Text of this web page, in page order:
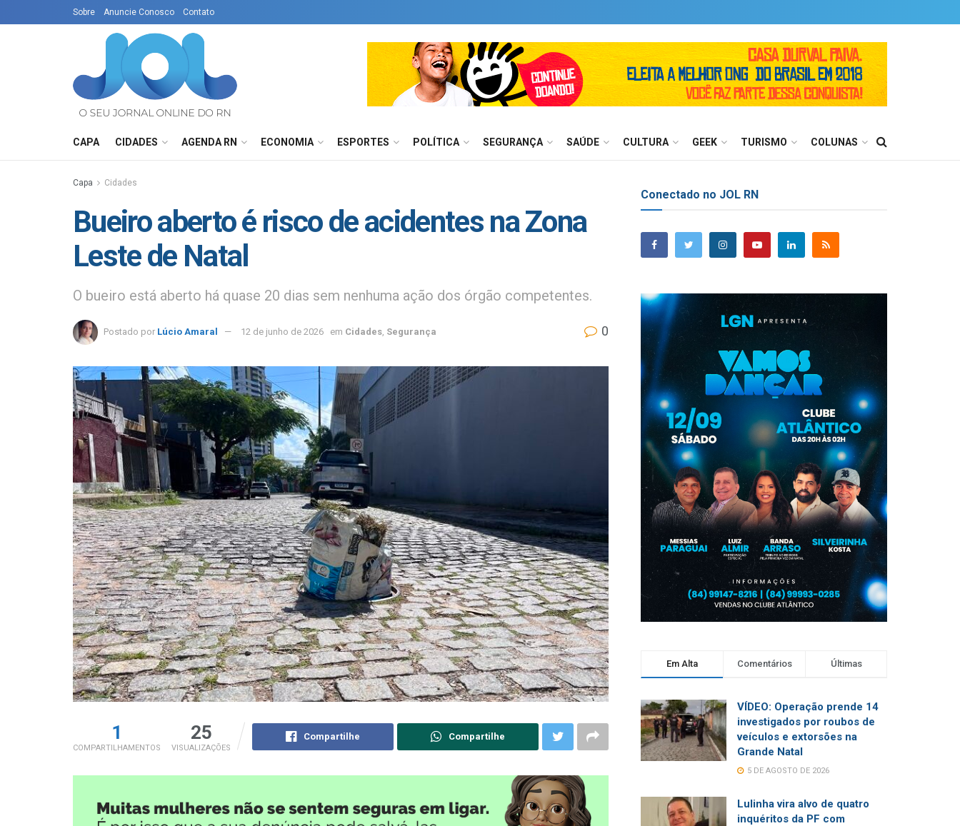
Sobre Anuncie Conosco Contato
CAPA CIDADES AGENDA RN ECONOMIA ESPORTES POLÍTICA SEGURANÇA SAÚDE CULTURA GEEK TURISMO COLUNAS
Capa Cidades
Bueiro aberto é risco de acidentes na Zona
Leste de Natal
O bueiro está aberto há quase 20 dias sem nenhuma ação dos órgão competentes.
Postado por Lúcio Amaral 12 de junho de 2026 em Cidades Segurança 0
1
COMPARTILHAMENTOS
25
VISUALIZAÇÕES
Compartilhe Compartilhe
Conectado no JOL RN
Em Alta Comentários Últimas
VÍDEO: Operação prende 14
investigados por roubos de
veículos e extorsões na
Grande Natal
5 DE AGOSTO DE 2026
Lulinha vira alvo de quatro
inquéritos da PF com